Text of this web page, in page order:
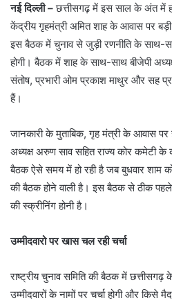
नई दिल्ली –छत्तीसगढ़ में इस साल के अंत में
केंद्रीय गृहमंत्री अमित शाह के आवास पर
इस बैठक में चुनाव से जुड़ी रणनीति के साथ-साथ
होगी। बैठक में शाह के साथ-साथ बीजेपी
संतोष, प्रभारी ओम प्रकाश माथुर और सह
हैं।
जानकारी के मुताबिक, गृह मंत्री के आवास पर
अध्यक्ष अरुण साव सहित राज्य कोर कमेटी
बैठक ऐसे समय में हो रही है जब बुधवार शाम को
की बैठक होने वाली है। इस बैठक से ठीक पहले
की स्क्रीनिंग होनी है।
उम्मीदवारो पर खास चल रही चर्चा
राष्ट्रीय चुनाव समिति की बैठक में
उम्मीदवारों के नामों पर चर्चा होगी और किसे